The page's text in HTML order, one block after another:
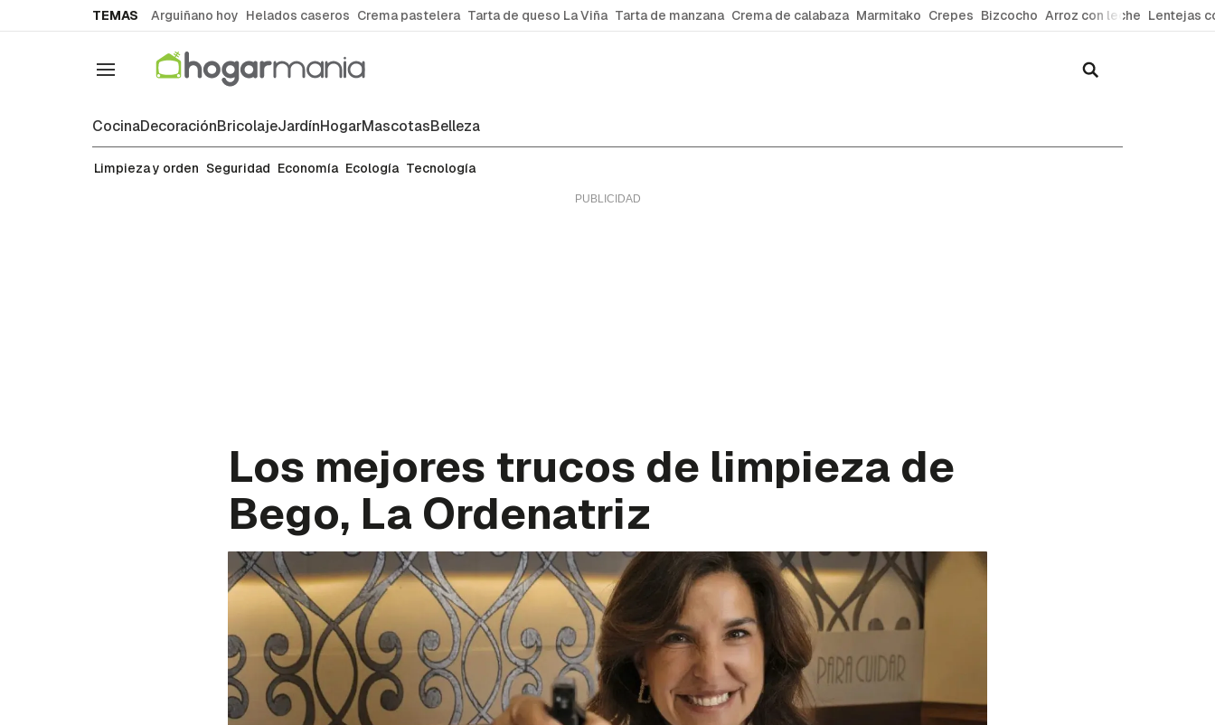
TEMAS Arguiñano hoy Helados caseros Crema pastelera Tarta de queso La Viña Tarta de manzana Crema de calabaza Marmitako Crepes Bizcocho Arroz con leche Lentejas
Navegación
CocinaDecoraciónBricolajeJardínHogarMascotasBelleza
Limpieza y orden
Limpieza y orden Seguridad Economía Ecología Tecnología
Los mejores trucos de limpieza de
Bego, La Ordenatriz